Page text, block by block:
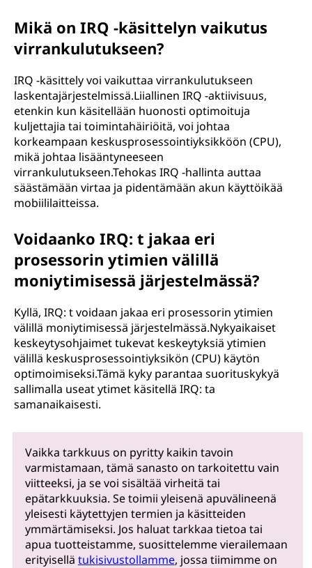
Mikä on IRQ -käsittelyn vaikutus
virrankulutukseen?
IRQ -käsittely voi vaikuttaa virrankulutukseen
laskentajärjestelmissä.Liiallinen IRQ -aktiivisuus,
etenkin kun käsitellään huonosti optimoituja
kuljettajia tai toimintahäiriöitä, voi johtaa
korkeampaan keskusprosessointiyksikköön (CPU),
mikä johtaa lisääntyneeseen
virrankulutukseen.Tehokas IRQ -hallinta auttaa
säästämään virtaa ja pidentämään akun käyttöikää
mobiililaitteissa.
Voidaanko IRQ: t jakaa eri
prosessorin ytimien välillä
moniytimisessä järjestelmässä?
Kyllä, IRQ: t voidaan jakaa eri prosessorin ytimien
välillä moniytimisessä järjestelmässä.Nykyaikaiset
keskeytysohjaimet tukevat keskeytyksiä ytimien
välillä keskusprosessointiyksikön (CPU) käytön
optimoimiseksi.Tämä kyky parantaa suorituskykyä
sallimalla useat ytimet käsitellä IRQ: ta
samanaikaisesti.
Vaikka tarkkuus on pyritty kaikin tavoin
varmistamaan, tämä sanasto on tarkoitettu vain
viitteeksi, ja se voi sisältää virheitä tai
epätarkkuuksia. Se toimii yleisenä apuvälineenä
yleisesti käytettyjen termien ja käsitteiden
ymmärtämiseksi. Jos haluat tarkkaa tietoa tai
apua tuotteistamme, suosittelemme vierailemaan
erityisellä tukisivustollamme, jossa tiimimme on